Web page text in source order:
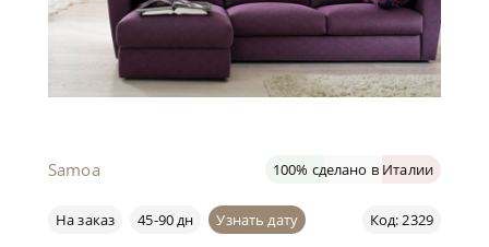
Samoa 100% сделано в Италии
Код: 2329
На заказ 45-90 дн Узнать дату